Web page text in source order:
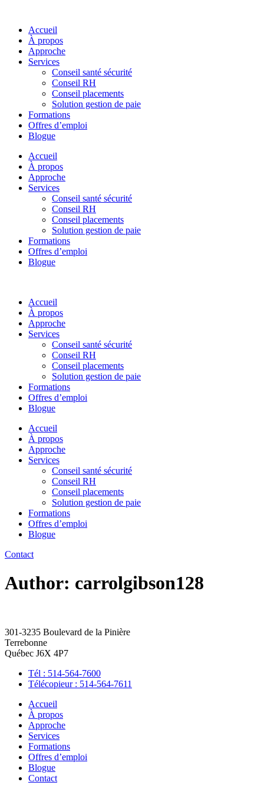
contentAccueil
À propos
Approche
Services
Conseil santé sécurité
Conseil RH
Conseil placements
Solution gestion de paie
Formations
Offres d’emploi
Blogue
Accueil
À propos
Approche
Services
Conseil santé sécurité
Conseil RH
Conseil placements
Solution gestion de paie
Formations
Offres d’emploi
Blogue
Accueil
À propos
Approche
Services
Conseil santé sécurité
Conseil RH
Conseil placements
Solution gestion de paie
Formations
Offres d’emploi
Blogue
Accueil
À propos
Approche
Services
Conseil santé sécurité
Conseil RH
Conseil placements
Solution gestion de paie
Formations
Offres d’emploi
Blogue
Contact
Author: carrolgibson128
301-3235 Boulevard de la Pinière
Terrebonne
Québec J6X 4P7
Tél : 514-564-7600
Télécopieur : 514-564-7611
Accueil
À propos
Approche
Services
Formations
Offres d’emploi
Blogue
Contact